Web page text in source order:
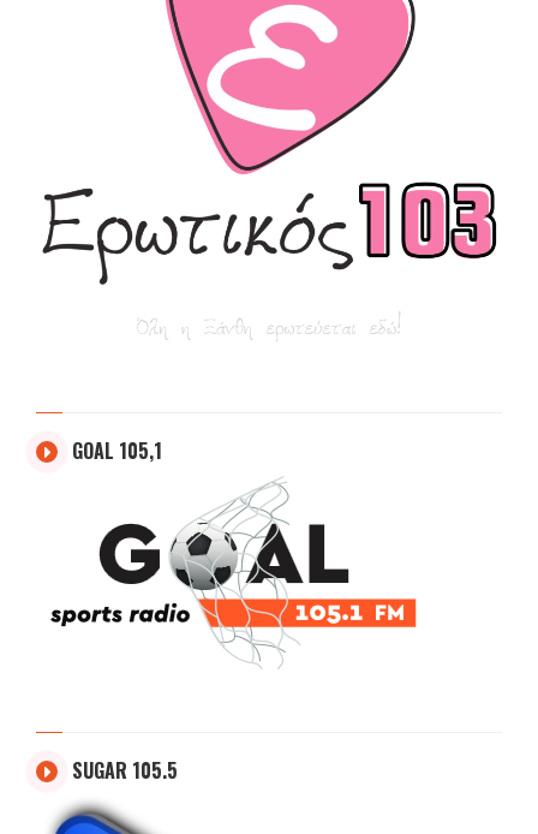
GOAL 105,1
SUGAR 105.5